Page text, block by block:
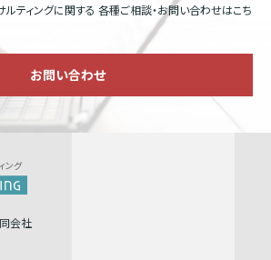
ルティングに関する 各種ご相談・お問い合わせはこち
お問い合わせ
ング
会社